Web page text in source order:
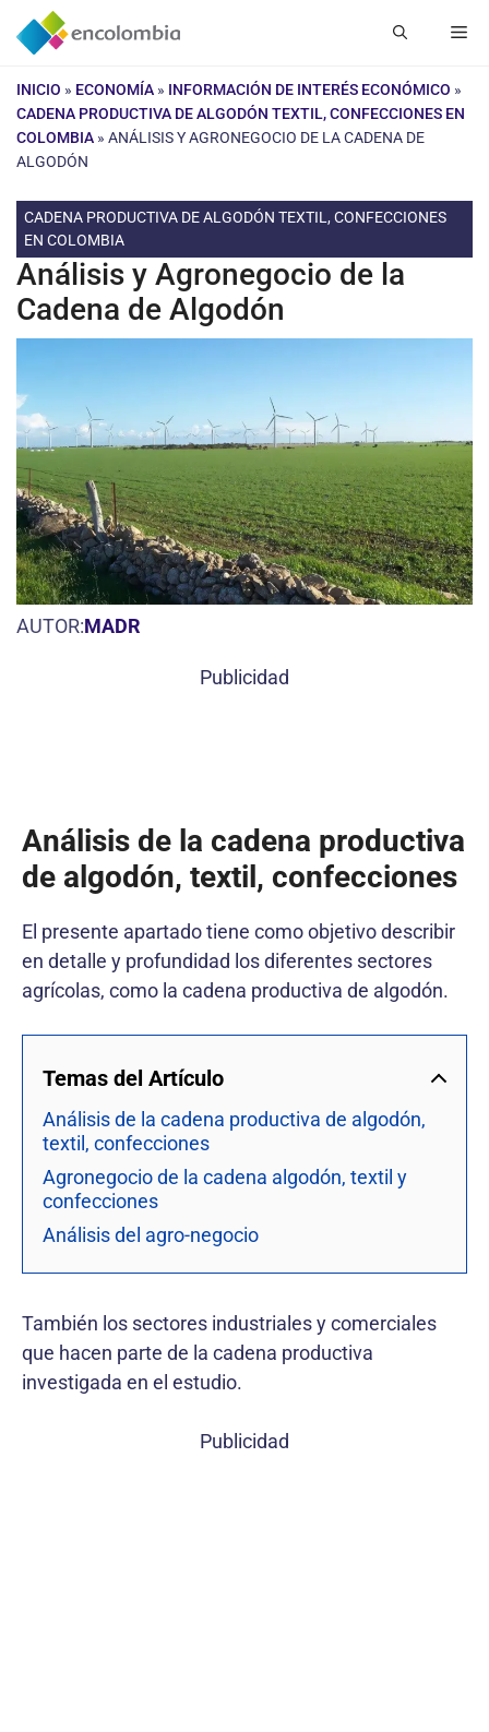
Saltar
INICIO » ECONOMÍA » INFORMACIÓN DE INTERÉS ECONÓMICO »
CADENA PRODUCTIVA DE ALGODÓN TEXTIL, CONFECCIONES EN
COLOMBIA » ANÁLISIS Y AGRONEGOCIO DE LA CADENA DE
ALGODÓN
CADENA PRODUCTIVA DE ALGODÓN TEXTIL, CONFECCIONES
EN COLOMBIA
Análisis y Agronegocio de la
Cadena de Algodón
AUTOR:MADR
Publicidad
Análisis de la cadena productiva
de algodón, textil, confecciones
El presente apartado tiene como objetivo describir
en detalle y profundidad los diferentes sectores
agrícolas, como la cadena productiva de algodón.
Temas del Artículo
Análisis de la cadena productiva de algodón,
textil, confecciones
Agronegocio de la cadena algodón, textil y
confecciones
Análisis del agro-negocio
También los sectores industriales y comerciales
que hacen parte de la cadena productiva
investigada en el estudio.
Publicidad